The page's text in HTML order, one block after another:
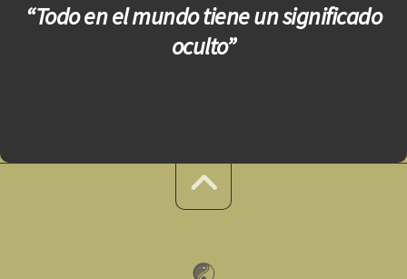
“Todo en el mundo tiene un significado
oculto”